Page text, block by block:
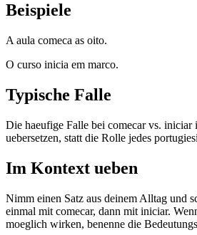
Beispiele
A aula comeca as oito.
O curso inicia em marco.
Typische Falle
Die haeufige Falle bei comecar vs. iniciar
uebersetzen, statt die Rolle jedes
Im Kontext ueben
Nimm einen Satz aus deinem Alltag und
einmal mit comecar, dann mit iniciar.
moeglich wirken, benenne die